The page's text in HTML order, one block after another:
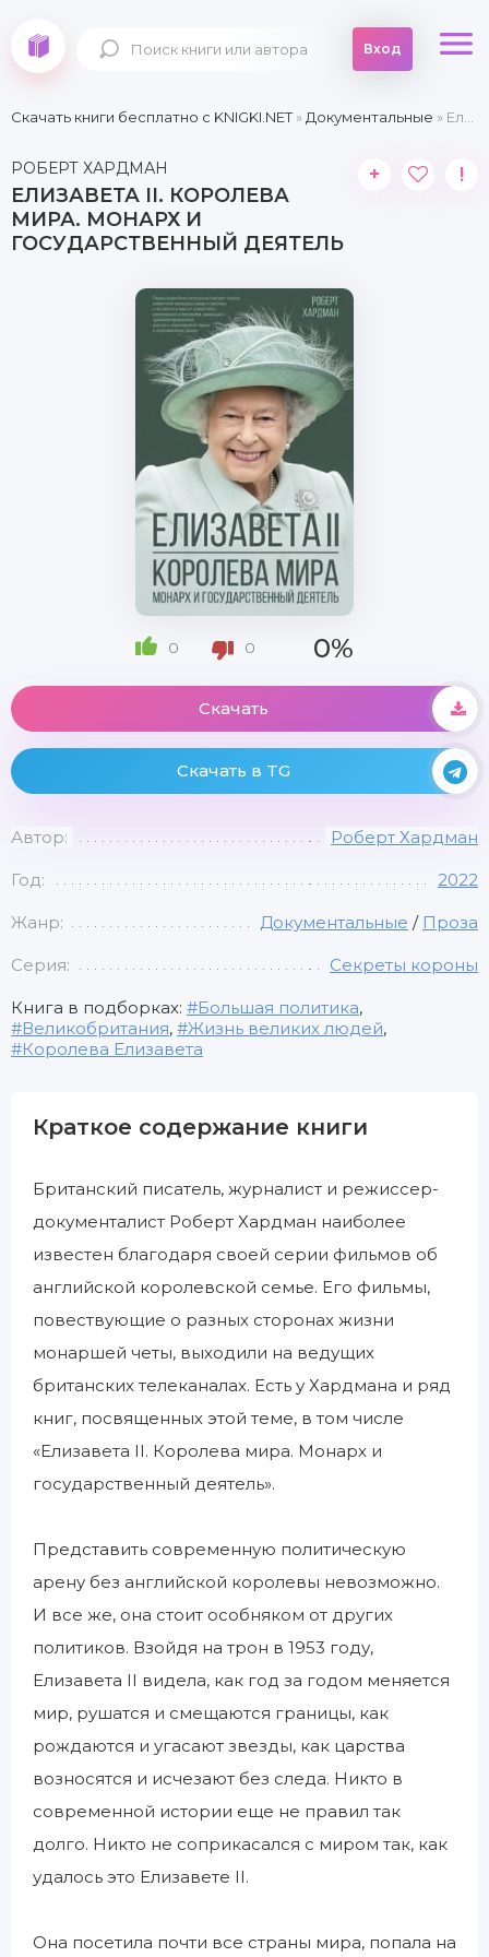
Вход
Скачать книги бесплатно c KNIGKI.NET» Документальные » Елизавета II. Королева мира. Монарх и государственный деятель
РОБЕРТ ХАРДМАН
ЕЛИЗАВЕТА II. КОРОЛЕВА
МИРА. МОНАРХ И
ГОСУДАРСТВЕННЫЙ ДЕЯТЕЛЬ
+ !
0 0 0%
Скачать
Скачать в TG
Автор: Роберт Хардман
Год: 2022
Жанр: Документальные / Проза
Серия: Секреты короны
Книга в подборках: Большая политика,
Великобритания, Жизнь великих людей,
Королева Елизавета
Краткое содержание книги
Британский писатель, журналист и режиссер-
документалист Роберт Хардман наиболее
известен благодаря своей серии фильмов об
английской королевской семье. Его фильмы,
повествующие о разных сторонах жизни
монаршей четы, выходили на ведущих
британских телеканалах. Есть у Хардмана и ряд
книг, посвященных этой теме, в том числе
«Елизавета II. Королева мира. Монарх и
государственный деятель».
Представить современную политическую
арену без английской королевы невозможно.
И все же, она стоит особняком от других
политиков. Взойдя на трон в 1953 году,
Елизавета II видела, как год за годом меняется
мир, рушатся и смещаются границы, как
рождаются и угасают звезды, как царства
возносятся и исчезают без следа. Никто в
современной истории еще не правил так
долго. Никто не соприкасался с миром так, как
удалось это Елизавете II.
Она посетила почти все страны мира, попала на